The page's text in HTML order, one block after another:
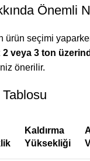
Önemli
ürün seçimi
2 veya 3 ton
önerilir.
Kaldırma
Yüksekliği